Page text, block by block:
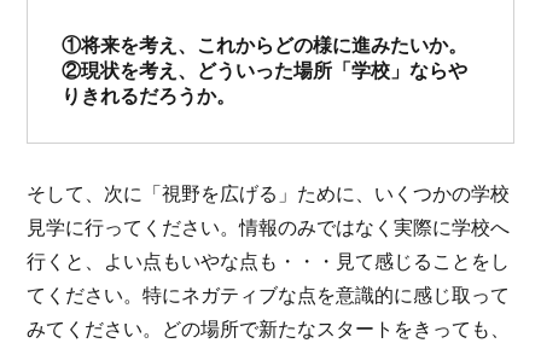
①将来を考え、これからどの様に進みたいか。
②現状を考え、どういった場所「学校」ならや
りきれるだろうか。
そして、次に「視野を広げる」ために、いくつかの学校
見学に行ってください。情報のみではなく実際に学校へ
行くと、よい点もいやな点も・・・見て感じることをし
てください。特にネガティブな点を意識的に感じ取って
みてください。どの場所で新たなスタートをきっても、